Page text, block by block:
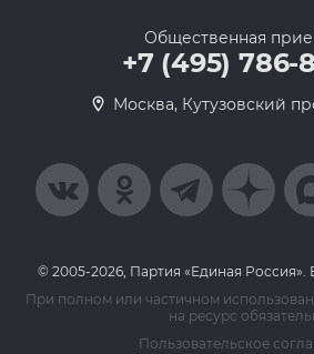
Общественная
+7 (495) 786-
Москва, Кутузовский
© 2005-2026, Партия «Единая
При полном или частичном
на ресурс
Пользовательское